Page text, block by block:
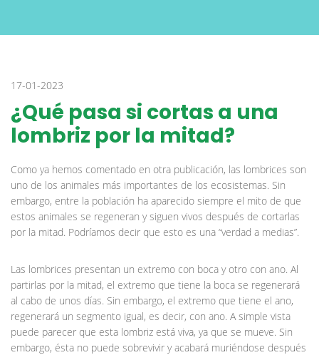
17-01-2023
¿Qué pasa si cortas a una
lombriz por la mitad?
Como ya hemos comentado en otra publicación, las lombrices son
uno de los animales más importantes de los ecosistemas. Sin
embargo, entre la población ha aparecido siempre el mito de que
estos animales se regeneran y siguen vivos después de cortarlas
por la mitad. Podríamos decir que esto es una “verdad a medias”.
Las lombrices presentan un extremo con boca y otro con ano. Al
partirlas por la mitad, el extremo que tiene la boca se regenerará
al cabo de unos días. Sin embargo, el extremo que tiene el ano,
regenerará un segmento igual, es decir, con ano. A simple vista
puede parecer que esta lombriz está viva, ya que se mueve. Sin
embargo, ésta no puede sobrevivir y acabará muriéndose después